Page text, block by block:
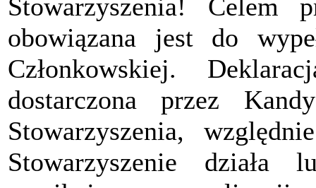
Stowarzyszenia! Celem
obowiązana jest do
Członkowskiej.
dostarczona przez
Stowarzyszenia,
Stowarzyszenie działa